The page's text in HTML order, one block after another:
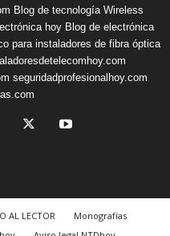
Blog de tecnología Wireless
hoy Blog de electrónica
para instaladores de fibra óptica
seguridadprofesionalhoy.com
AL LECTOR
Monografías